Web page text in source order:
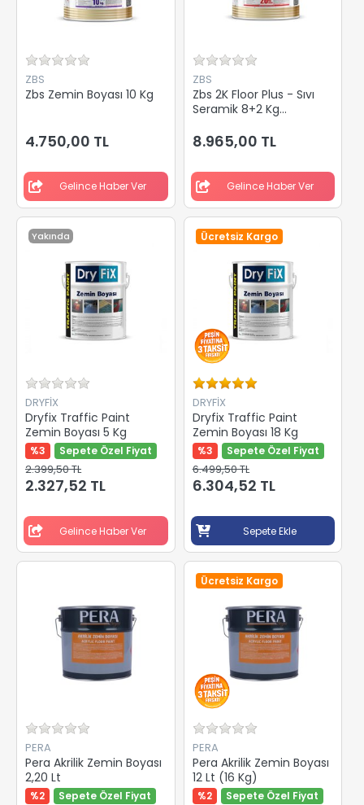
ZBS
Zbs Zemin Boyası 10 Kg
4.750,00 TL
Gelince Haber Ver
ZBS
Zbs 2K Floor Plus - Sıvı
Seramik 8+2 Kg
Boyası)
8.965,00 TL
Gelince Haber Ver
Yakında
DRYFİX
Dryfix Traffic Paint
Zemin Boyası 5 Kg
%3 Sepete Özel Fiyat
2.399,50 TL
2.327,52 TL
Gelince Haber Ver
Ücretsiz Kargo
DRYFİX
Dryfix Traffic Paint
Zemin Boyası 18 Kg
%3 Sepete Özel Fiyat
6.499,50 TL
6.304,52 TL
Sepete Ekle
PERA
Pera Akrilik Zemin Boyası
2,20 Lt
%2 Sepete Özel Fiyat
Ücretsiz Kargo
PERA
Pera Akrilik Zemin Boyası
12 Lt (16 Kg)
%2 Sepete Özel Fiyat